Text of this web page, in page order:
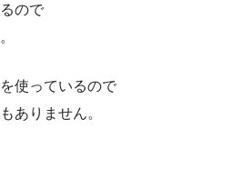
ので
使っているので
ありません。